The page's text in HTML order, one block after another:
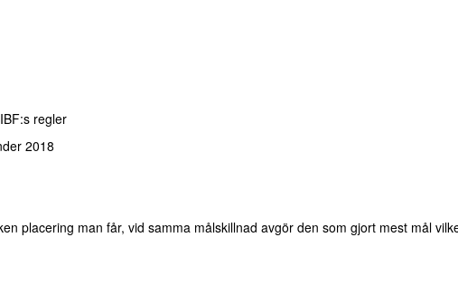
regler
2018
placering man får, vid samma målskillnad avgör den som gjort mest mål